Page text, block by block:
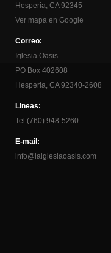
Hesperia, CA 92345
Ver mapa en Google
Correo:
Iglesia Oasis
PO Box 402608
Hesperia, CA 92340-2608
Lineas:
Tel (760) 948-5260
E-mail:
info@laiglesiaoasis.com